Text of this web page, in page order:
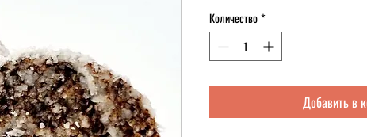
Количество*
Добавить в